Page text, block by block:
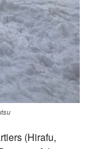
(Hirafu,